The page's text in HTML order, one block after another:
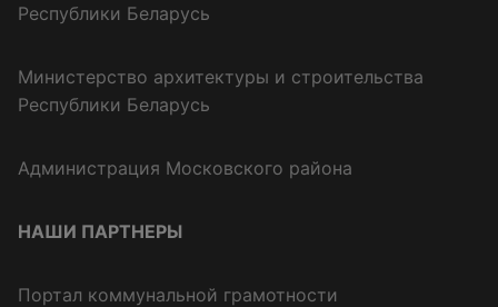
Республики Беларусь
Министерство архитектуры и строительства
Республики Беларусь
Администрация Московского района
НАШИ ПАРТНЕРЫ
Портал коммунальной грамотности